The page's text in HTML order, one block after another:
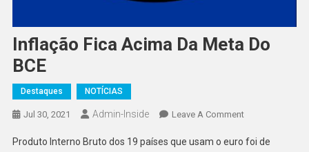
Inflação Fica Acima Da Meta Do
BCE
Destaques NOTÍCIAS
Jul 30, 2021 Admin-Inside Leave A CommentOn
Fica
Produto Interno Bruto dos 19 países que usam o euro foi de